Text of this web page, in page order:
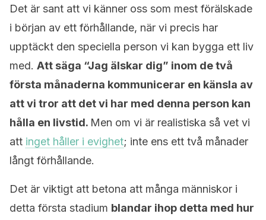
Det är sant att vi känner oss som mest förälskade
i början av ett förhållande, när vi precis har
upptäckt den speciella person vi kan bygga ett liv
med. Att säga “Jag älskar dig” inom de två
första månaderna kommunicerar en känsla av
att vi tror att det vi har med denna person kan
hålla en livstid. Men om vi är realistiska så vet vi
att inget håller i evighet; inte ens ett två månader
långt förhållande.
Det är viktigt att betona att många människor i
detta första stadium blandar ihop detta med hur